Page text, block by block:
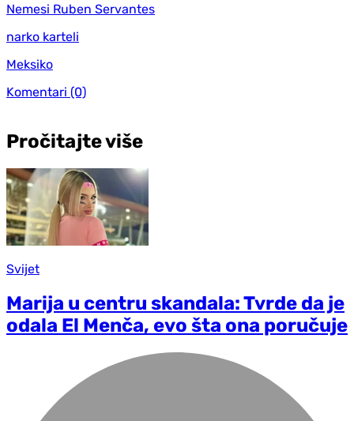
Nemesi Ruben Servantes
narko karteli
Meksiko
Komentari (0)
Pročitajte više
Svijet
Marija u centru skandala: Tvrde da je
odala El Menča, evo šta ona poručuje